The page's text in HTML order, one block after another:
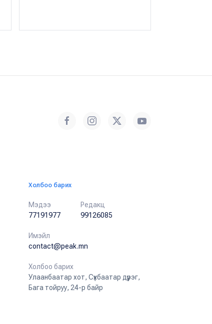
Холбоо барих
Мэдээ
77191977
Редакц
99126085
Имэйл
contact@peak.mn
Холбоо барих
Улаанбаатар хот, Сүхбаатар дүүрэг,
Бага тойруу, 24-р байр